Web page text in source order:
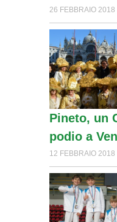
26 FEBBRAIO 2018
Pineto, un
podio a
12 FEBBRAIO 2018